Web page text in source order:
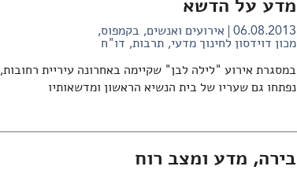
מדע על הדשא
06.08.2013 אירועים ואנשים בקמפוס
מכון דוידסון לחינוך מדעי תרבות דו"ח
במסגרת אירוע "לילה לבן" שקיימה באחרונה עיריית רחובות,
נפתחו גם שעריו של בית הנשיא הראשון ומדשאותיו
בירה‭ ,‬מדע‭ ‬ומצב‭ ‬רוח